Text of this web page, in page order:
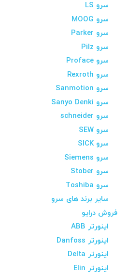
سرو LS
سرو MOOG
سرو Parker
سرو Pilz
سرو Proface
سرو Rexroth
سرو Sanmotion
سرو Sanyo Denki
سرو schneider
سرو SEW
سرو SICK
سرو Siemens
سرو Stober
سرو Toshiba
سایر برند های سرو
فروش درایو
اینورتر ABB
اینورتر Danfoss
اینورتر Delta
اینورتر Elin